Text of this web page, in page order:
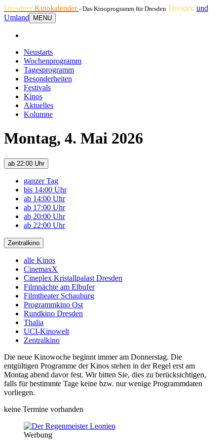
DresdnerKinokalender - Das Kinoprogramm für Dresden Dresden und
Umland
MENU
Neustarts
Wochenprogramm
Tagesprogramm
Besonderheiten
Festivals
Kinos
Aktuelles
Kolumne
Montag, 4. Mai 2026
ab 22:00 Uhr
ganzer Tag
bis 14:00 Uhr
ab 14:00 Uhr
ab 17:00 Uhr
ab 20:00 Uhr
ab 22:00 Uhr
Zentralkino
alle Kinos
CinemaxX
Cineplex Kristallpalast Dresden
Filmnächte am Elbufer
Filmtheater Schauburg
Programmkino Ost
Rundkino Dresden
Thalia
UCI-Kinowelt
Zentralkino
Die neue Kinowoche beginnt immer am Donnerstag. Die
entgültigen Programme der Kinos stehen in der Regel erst am
Montag abend davor fest. Wir bitten Sie, dies zu berücksichtigen,
falls für bestimmte Tage keine bzw. nur wenige Programmdaten
vorliegen.
keine Termine vorhanden
Werbung